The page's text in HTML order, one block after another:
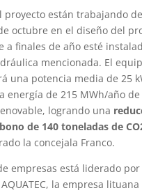
proyecto están trabajando
octubre en el diseño del
a finales de año esté
mencionada. El
una potencia media de 25
energía de 215 MWh/año de
logrando una
de 140 toneladas de
la concejala Franco.
empresas está liderado por
la empresa lituana